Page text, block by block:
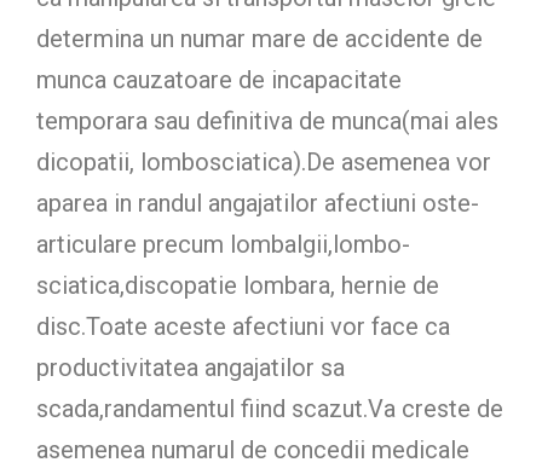
determina un numar mare de accidente de
munca cauzatoare de incapacitate
temporara sau definitiva de munca(mai ales
dicopatii, lombosciatica).De asemenea vor
aparea in randul angajatilor afectiuni oste-
articulare precum lombalgii,lombo-
sciatica,discopatie lombara, hernie de
disc.Toate aceste afectiuni vor face ca
productivitatea angajatilor sa
scada,randamentul fiind scazut.Va creste de
asemenea numarul de concedii medicale